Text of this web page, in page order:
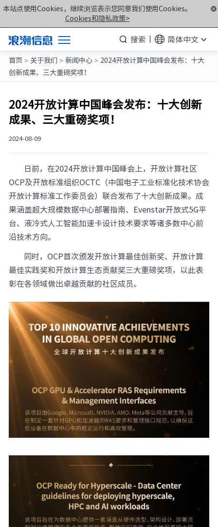
本站点使用Cookies，继续浏览表示您同意我们使用Cookies。
Cookies和隐私政策>
搜索
简体中文
产品
解决方案
服务支持
如何购买
合作伙伴
联合创新平台
关于我们
计算产业洞察
元脑品牌升级公告
首页 > 关于我们 > 新闻中心 > 2024开放计算中国峰会发布：十大
创新成果、三大重磅奖项！
2024开放计算中国峰会发布：十大创新
成果、三大重磅奖项！
2024-08-09
日前，在2024开放计算中国峰会上，开放计算社区
OCP及开放标准组织OCTC（中国电子工业标准化技术协会
开放计算标准工作委员会）联合发布了十大创新成果。成
果涵盖超大规模数据中心部署指南、Evenstar开放式5G平
台、液冷式人工智能加速卡设计技术要求等诸多数中心前
沿技术方向。
同时，OCP首次颁发开放计算最佳创新奖、开放计算
最佳实践奖和开放计算生态贡献奖三大重磅奖项，以此表
彰在各领域做出卓越贡献的社区成员。